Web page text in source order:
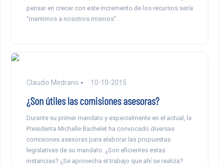
pensar en crecer con este incremento de los recursos sería
“mentirnos a nosotros mismos”.
Claudio Medrano 10-10-2015
¿Son útiles las comisiones asesoras?
Durante su primer mandato y especialmente en el actual, la
Presidenta Michelle Bachelet ha convocado diversas
comisiones asesoras para elaborar las propuestas
legislativas de su mandato. ¿Son eficientes estas
instancias? ¿Se aprovecha el trabajo que ahí se realiza?